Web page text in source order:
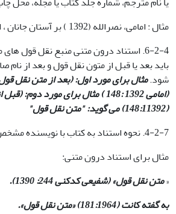
مثال : امامی، نصرالله (1392 ) بر آستان جانان ، اهواز : رسش .
6-2-4. استناد درون متنی منبع نقل قول
باید بعد یا قبل از متون نقل قول و بعد از
شود.مثال برای مورد اول: (بعد از متن نقل
(امامی 1392 :148 ) مثال برای مورد
(148:11392) می گوید: "متن نقل قول
"
4-2-7. نحوه استناد به کتاب با نویسنده مشخص:
مثال برای استناد درون متنی:
«متن نقل قول» (شفیعی کدکنی 244: 1390)
.
به گفته کانت (181:1964) «متن نقل قول
».